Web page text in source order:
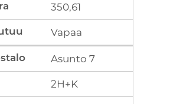
350,61
Vapaa
Asunto 7
2H+K